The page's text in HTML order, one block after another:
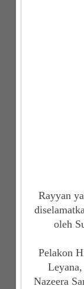
Rayyan
oleh
Pelakon
Nazeera